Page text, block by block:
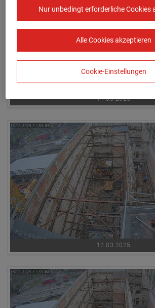
11.03.2025
12.03.2025
Nur unbedingt erforderliche Cookies
Alle Cookies akzeptieren
Cookie-Einstellungen